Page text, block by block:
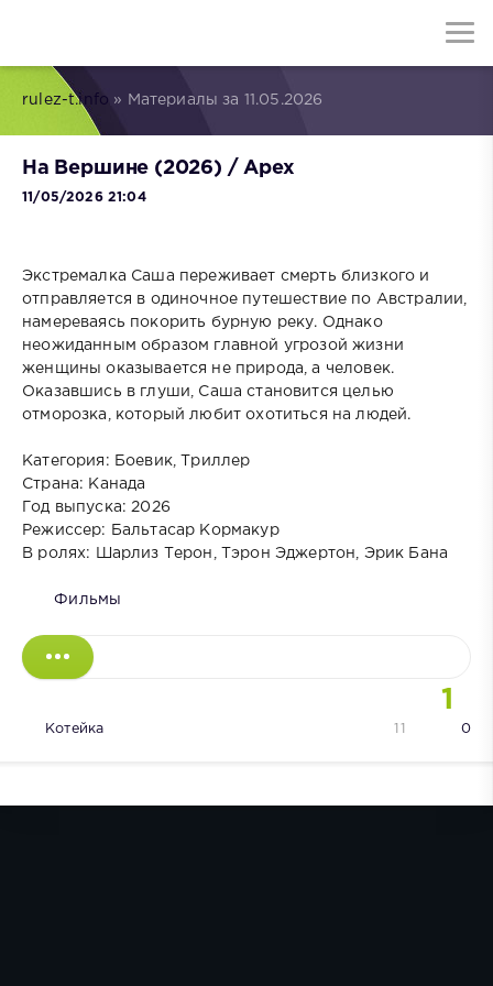
rulez-t.info » Материалы за 11.05.2026
На Вершине (2026) / Apex
11/05/2026 21:04
Экстремалка Саша переживает смерть близкого и
отправляется в одиночное путешествие по Австралии,
намереваясь покорить бурную реку. Однако
неожиданным образом главной угрозой жизни
женщины оказывается не природа, а человек.
Оказавшись в глуши, Саша становится целью
отморозка, который любит охотиться на людей.
Категория: Боевик, Триллер
Страна: Канада
Год выпуска: 2026
Режиссер: Бальтасар Кормакур
В ролях: Шарлиз Терон, Тэрон Эджертон, Эрик Бана
Фильмы
1
Котейка 0